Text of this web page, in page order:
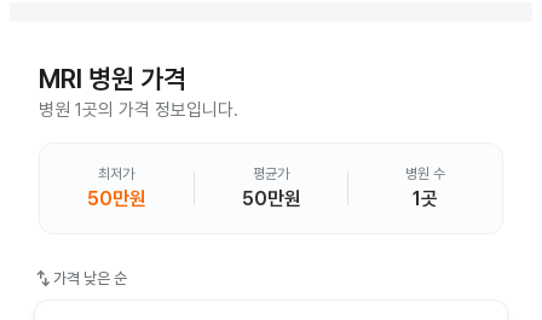
MRI 병원 가격
병원 1곳의 가격 정보입니다.
최저가
50만원
평균가
50만원
병원 수
1곳
swap_vert 가격 낮은 순